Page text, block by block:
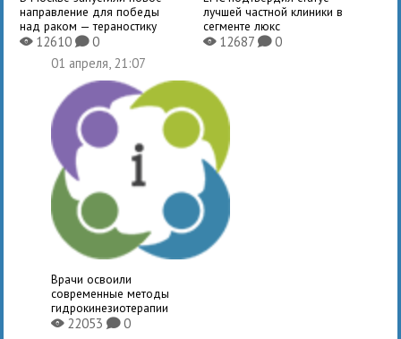
направление для победы
над раком — тераностику
X12610K0
лучшей частной клиники в
сегменте люкс
X12687 K0
01 апреля, 21:07
Врачи освоили
современные методы
гидрокинезиотерапии
X22053K0